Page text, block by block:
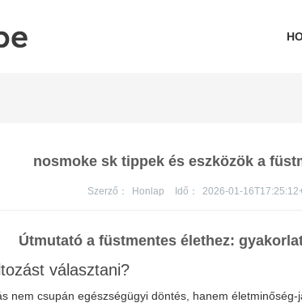
nosmoke sk tippek és eszközök a
Szerző： Honlap Idő： 2026-01-
Útmutató a füstmentes élethez:
választani?
nem csupán egészségügyi döntés, hanem